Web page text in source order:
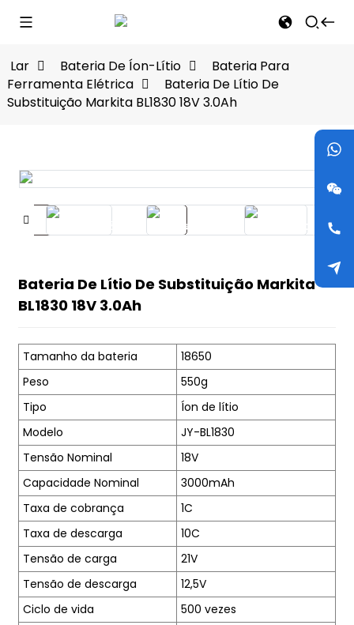
Lar Bateria De Íon-Lítio
Bateria Para
Ferramenta Elétrica
Bateria De Lítio De
Substituição Markita BL1830 18V 3.0Ah
Bateria De Lítio De Substituição Markita
BL1830 18V 3.0Ah
Tamanho da bateria
18650
Peso
550g
Tipo
Íon de lítio
Modelo
JY-BL1830
Tensão Nominal
18V
Capacidade Nominal
3000mAh
Taxa de cobrança
1C
Taxa de descarga
10C
Tensão de carga
21V
Tensão de descarga
12,5V
Ciclo de vida
500 vezes